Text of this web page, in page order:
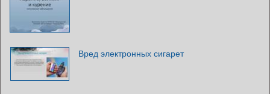
Вред электронных сигарет